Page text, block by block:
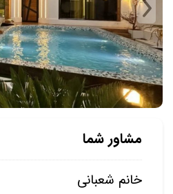
مشاور شما
خانم شعبانی